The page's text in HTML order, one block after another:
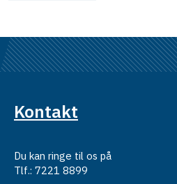
Kontakt
Du kan ringe til os på
Tlf.: 7221 8899